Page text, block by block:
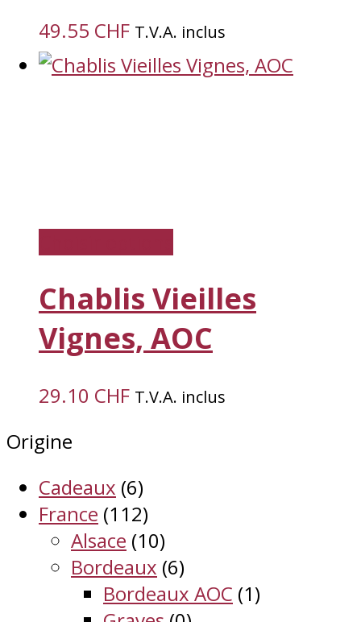
49.55 CHF T.V.A. inclus
Chablis Vieilles
Vignes, AOC
29.10 CHF T.V.A. inclus
Origine
Cadeaux (6)
France (112)
Alsace (10)
Bordeaux (6)
Bordeaux AOC (1)